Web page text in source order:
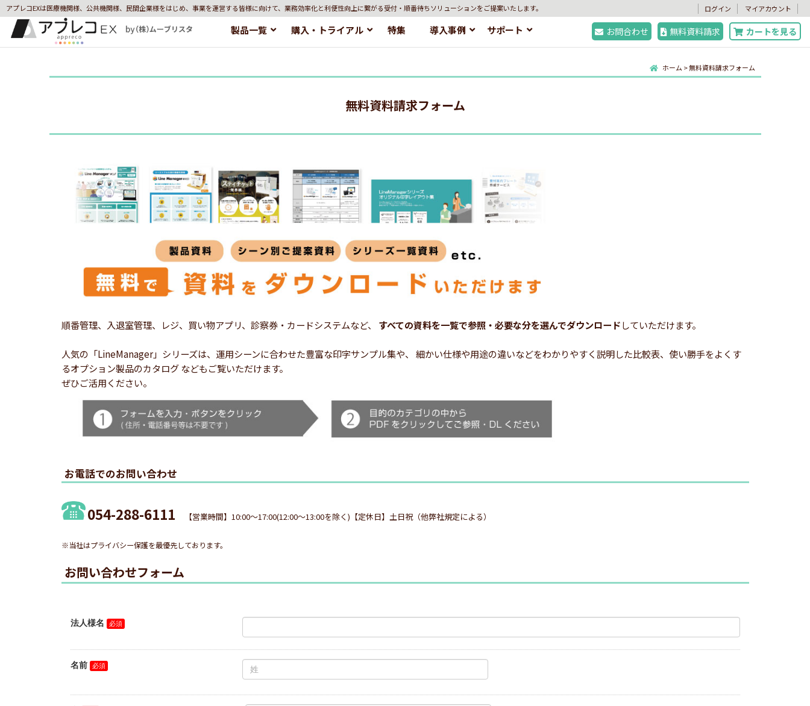
アプレコEXは医療機関様、公共機関様、民間企業様をはじめ、事業を運営する皆様に向けて、業務効率化と利便性向上に繋がる受付・順番待ちソリューションをご提案いたします。 ログイン マイアカウント
製品一覧 購入・トライアル 特集 導入事例 サポート お問合わせ 無料資料請求 カートを見る
ホーム >無料資料請求フォーム
無料資料請求フォーム
順番管理、入退室管理、レジ、買い物アプリ、診察券・カードシステムなど、 すべての資料を一覧で参照・必要な分を選んでダウンロードしていただけます。
人気の「LineManager」シリーズは、運用シーンに合わせた豊富な印字サンプル集や、 細かい仕様や用途の違いなどをわかりやすく説明した比較表、使い勝手をよくす
るオプション製品のカタログ などもご覧いただけます。
ぜひご活用ください。
お電話でのお問い合わせ
054-288-6111 【営業時間】10:00～17:00(12:00～13:00を除く)【定休日】土日祝（他弊社規定による）
※当社はプライバシー保護を最優先しております。
お問い合わせフォーム